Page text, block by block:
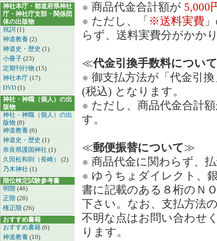
神社本庁・都道府県神社
庁・神社庁支部・関係団
体の出版物
祝詞 (1)
神道教養 (2)
神道史・歴史 (1)
小冊子 (23)
定期刊行物 (15)
神社本庁 (17)
DVD (1)
神社・神職（個人）の出
版物
神社・神職（個人）の出
版物 (8)
神道教養 (6)
神道史・歴史 (1)
奈良県護国神社 (1)
久田松和則（長崎） (2)
乃木神社 (1)
階位検定試験参考書
明階 (46)
正階 (28)
権正階 (26)
おすすめ書籍
おすすめ書籍 (6)
神道教養 (10)
● 商品代金合計額が 5,000
● ただし、「 ※送料実費
らず、送料実費分がかか
≪代金引換手数料について
● 御支払方法が「代金引
(税込) となります。
● ただし、商品代金合計
す。
≪郵便振替について≫
● 商品代金に関わらず、
● ゆうちょダイレクト、
書に記載のある８桁のＮ
下さい。なお、支払方法
不明な点はお問い合わせ
ります。